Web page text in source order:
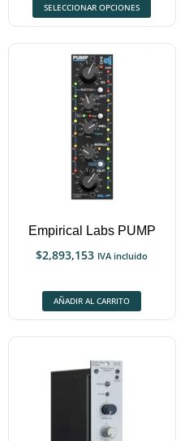
SELECCIONAR OPCIONES
Empirical Labs PUMP
$2,893,153 IVA incluido
AÑADIR AL CARRITO